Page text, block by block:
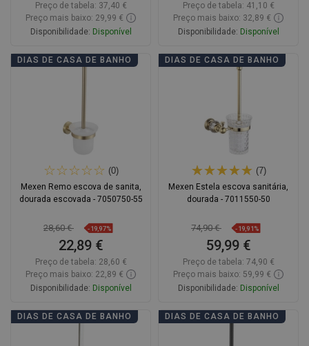
Preço de tabela: 37,40 €
Preço mais baixo: 29,99 €
Disponibilidade: Disponível
Adicionar
Preço de tabela: 41,10 €
Preço mais baixo: 32,89 €
Disponibilidade: Disponível
Adicionar
DIAS DE CASA DE BANHO
(0)
Mexen Remo escova de sanita,
dourada escovada - 7050750-55
28,60 € -19,97%
22,89 €
Preço de tabela: 28,60 €
Preço mais baixo: 22,89 €
Disponibilidade: Disponível
Adicionar
DIAS DE CASA DE BANHO
(7)
Mexen Estela escova sanitária,
dourada - 7011550-50
74,90 € -19,91%
59,99 €
Preço de tabela: 74,90 €
Preço mais baixo: 59,99 €
Disponibilidade: Disponível
Adicionar
DIAS DE CASA DE BANHO DIAS DE CASA DE BANHO